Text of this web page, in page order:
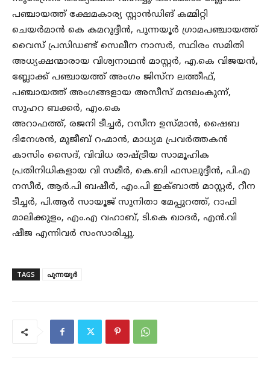
പഞ്ചായത്ത് ക്ഷേമകാര്യ സ്റ്റാൻഡിങ് കമ്മിറ്റി
ചെയർമാൻ കെ കമറുദ്ദീൻ, പുന്നയൂർ ഗ്രാമപഞ്ചായത്ത്
വൈസ് പ്രസിഡണ്ട് സെലീന നാസർ, സ്ഥിരം സമിതി
അധ്യക്ഷന്മാരായ വിശ്വനാഥൻ മാസ്റ്റർ, എ.കെ വിജയൻ,
ബ്ലോക്ക് പഞ്ചായത്ത് അംഗം ജിസ്ന ലത്തീഫ്,
പഞ്ചായത്ത് അംഗങ്ങളായ അസീസ് മന്ദലംകുന്ന്,
സുഹറ ബക്കർ, എം.കെ
അറാഫത്ത്, രജനി ടീച്ചർ, റസീന ഉസ്മാൻ, ഷൈബ
ദിനേശൻ, മുജീബ് റഹ്മാൻ, മാധ്യമ പ്രവർത്തകൻ
കാസിം സൈദ്, വിവിധ രാഷ്ട്രീയ സാമൂഹിക
പ്രതിനിധികളായ വി സമീർ, കെ.ബി ഫസലുദ്ദീൻ, പി.എ
നസീർ, ആർ.പി ബഷീർ, എം.പി ഇക്ബാൽ മാസ്റ്റർ, റീന
ടീച്ചർ, പി.ആർ സായൂജ് സുനിതാ മേപ്പുറത്ത്, റാഫി
മാലിക്കുളം, എം.എ വഹാബ്, ടി.കെ ഖാദർ, എൻ.വി
ഷീജ എന്നിവർ സംസാരിച്ചു.
TAGS പുന്നയൂർ